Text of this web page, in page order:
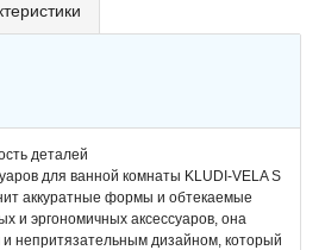
деталей
для ванной комнаты KLUDI-VELA S
аккуратные формы и обтекаемые
и эргономичных аксессуаров, она
непритязательным дизайном, который